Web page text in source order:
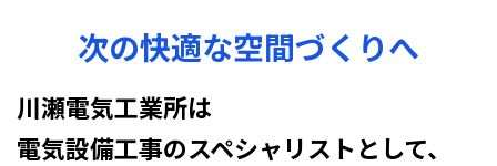
次の快適な空間づくりへ
川瀬電気工業所は
電気設備工事のスペシャリストとして、